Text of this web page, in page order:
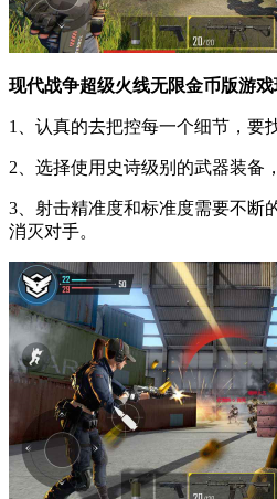
现代战争超级火线无限金币版游戏
1、认真的去把控每一个细节，要
2、选择使用史诗级别的武器装备
3、射击精准度和标准度需要不断
消灭对手。